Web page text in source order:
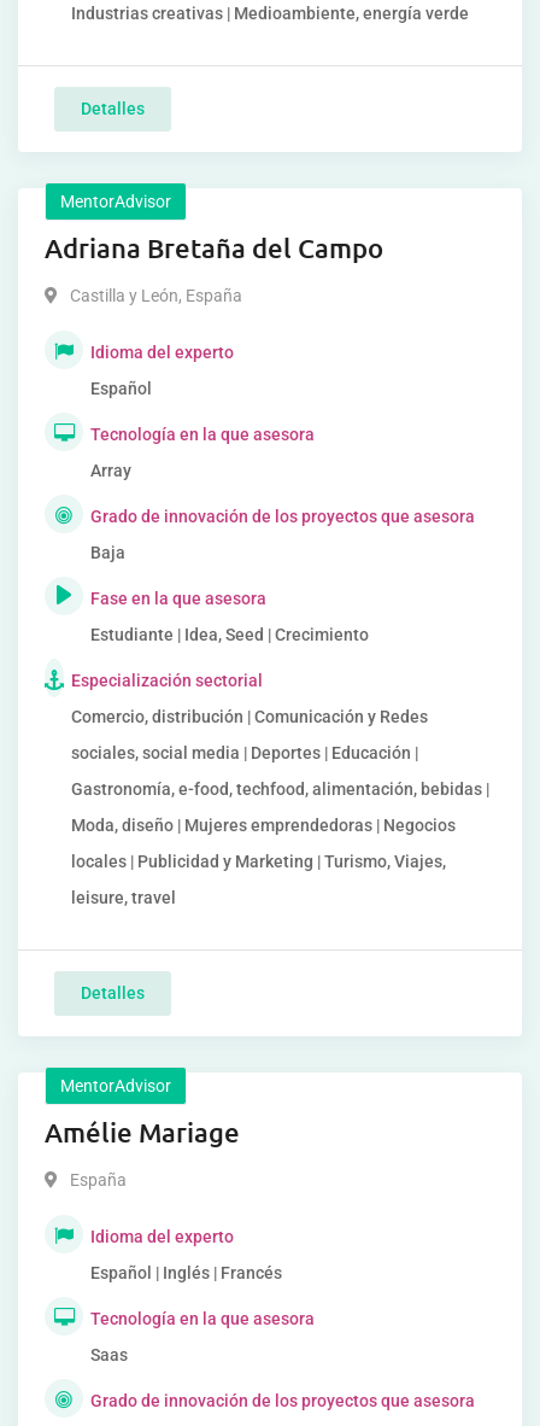
Industrias creativas | Medioambiente, energía verde
Detalles
MentorAdvisor
Adriana Bretaña del Campo
Castilla y León, España
Idioma del experto
Español
Tecnología en la que asesora
Array
Grado de innovación de los proyectos que asesora
Baja
Fase en la que asesora
Estudiante | Idea, Seed | Crecimiento
Especialización sectorial
Comercio, distribución | Comunicación y Redes
sociales, social media | Deportes | Educación |
Gastronomía, e-food, techfood, alimentación, bebidas |
Moda, diseño | Mujeres emprendedoras | Negocios
locales | Publicidad y Marketing | Turismo, Viajes,
leisure, travel
Detalles
MentorAdvisor
Amélie Mariage
España
Idioma del experto
Español | Inglés | Francés
Tecnología en la que asesora
Saas
Grado de innovación de los proyectos que asesora